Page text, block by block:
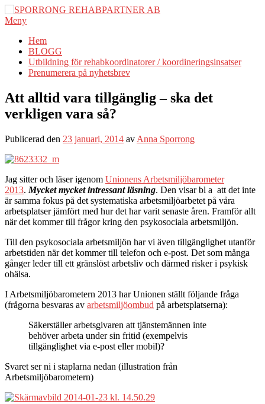
Hoppa
till
Meny
Hem
BLOGG
Utbildning för rehabkoordinatorer / koordineringsinsatser
Prenumerera på nyhetsbrev
Att alltid vara tillgänglig – ska det
verkligen vara så?
Publicerad den 23 januari, 2014 av Anna Sporrong
Jag sitter och läser igenom Unionens Arbetsmiljöbarometer
2013. Mycket mycket intressant läsning. Den visar bl a att det inte
är samma fokus på det systematiska arbetsmiljöarbetet på våra
arbetsplatser jämfört med hur det har varit senaste åren. Framför allt
när det kommer till frågor kring den psykosociala arbetsmiljön.
Till den psykosociala arbetsmiljön har vi även tillgänglighet utanför
arbetstiden när det kommer till telefon och e-post. Det som många
gånger leder till ett gränslöst arbetsliv och därmed risker i psykisk
ohälsa.
I Arbetsmiljöbarometern 2013 har Unionen ställt följande fråga
(frågorna besvaras av arbetsmiljöombud på arbetsplatserna):
Säkerställer arbetsgivaren att tjänstemännen inte
behöver arbeta under sin fritid (exempelvis
tillgänglighet via e-post eller mobil)?
Svaret ser ni i staplarna nedan (illustration från
Arbetsmiljöbarometern)